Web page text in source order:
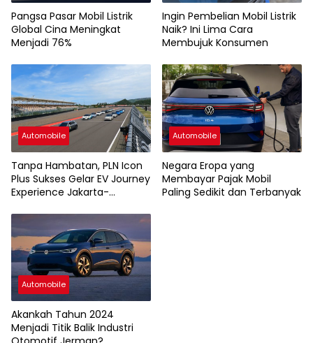
Pangsa Pasar Mobil Listrik
Global Cina Meningkat
Menjadi 76%
Ingin Pembelian Mobil Listrik
Naik? Ini Lima Cara
Membujuk Konsumen
Automobile
Tanpa Hambatan, PLN Icon
Plus Sukses Gelar EV Journey
Experience Jakarta-
Automobile
Negara Eropa yang
Membayar Pajak Mobil
Paling Sedikit dan Terbanyak
Automobile
Akankah Tahun 2024
Menjadi Titik Balik Industri